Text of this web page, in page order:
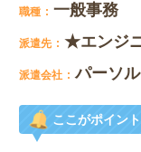
職種 一般事務
派遣先 ★エンジ
派遣会社 パーソ
ここがポイント